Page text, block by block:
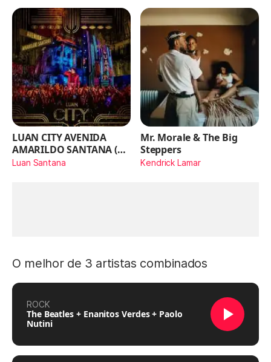
LUAN CITY AVENIDA
AMARILDO SANTANA (Ao
Vivo)
Luan Santana
Mr. Morale & The Big
Steppers
Kendrick Lamar
O melhor de 3 artistas combinados
ROCK
The Beatles + Enanitos Verdes + Paolo
Nutini